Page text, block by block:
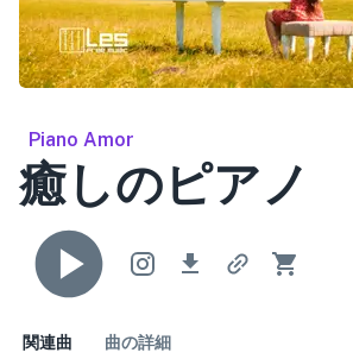
Piano Amor
癒しのピアノ
関連曲 曲の詳細